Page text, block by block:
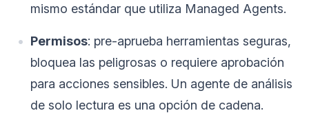
mismo estándar que utiliza Managed Agents.
Permisos: pre-aprueba herramientas seguras,
bloquea las peligrosas o requiere aprobación
para acciones sensibles. Un agente de análisis
de solo lectura es una opción de cadena.